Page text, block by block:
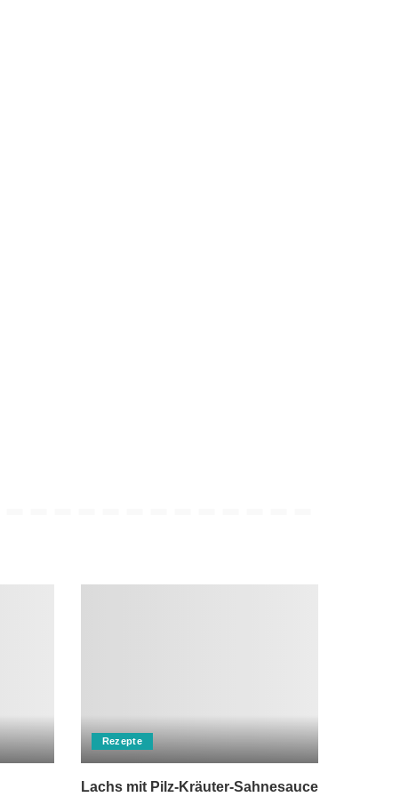
Rezepte
Lachs mit Pilz-Kräuter-Sahnesauce